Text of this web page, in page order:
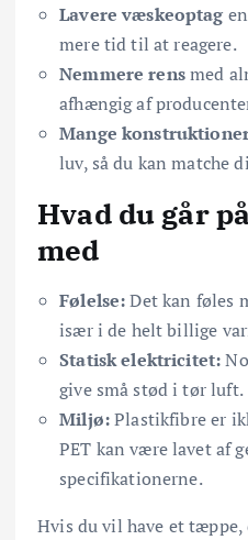
Lavere væskeoptag
mere tid til at reagere.
Nemmere rensmed
afhængig af
Mange
luv, så du kan matche
Hvad du går
med
Følelse:Det kan føles
især i de helt billige
Statisk elektricitet:
give små stød i tør luft.
Miljø:Plastikfibre er
PET kan være lavet af
specifikationerne.
Hvis du vil have et